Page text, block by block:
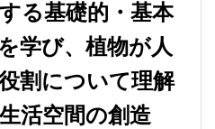
る基礎的・基本
学び、植物が人
割について理解
活空間の創造